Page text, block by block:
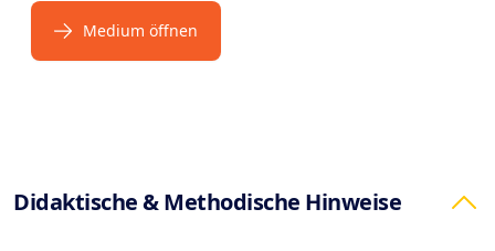
Medium öffnen
Products
Didaktische & Methodische Hinweise